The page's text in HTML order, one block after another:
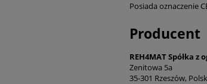
Posiada oznaczenie
Producent
REH4MAT Spółka
Zenitowa 5a
35-301 Rzeszów,